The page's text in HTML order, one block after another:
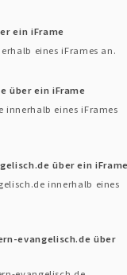
- 4. Advent - um
mitbringen.
Chor Welbhausen.
im Saal der
schon länger jung
ein iFrame
eines iFrames an.
über ein iFrame
innerhalb eines iFrames
über ein
innerhalb eines
evangelisch.de über